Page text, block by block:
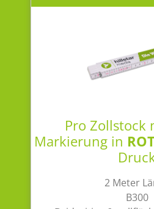
Pro Zollstock
Markierung in
2 Meter
B300